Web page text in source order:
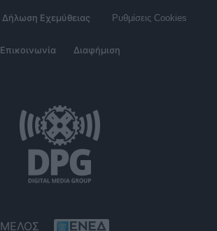
Δήλωση Εχεμύθειας Ρυθμίσεις Cookies
Επικοινωνία Διαφήμιση
ΜΕΛΟΣ